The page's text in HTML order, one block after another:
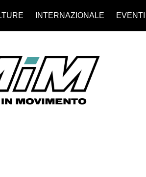
INTERNAZIONALE EVENTI